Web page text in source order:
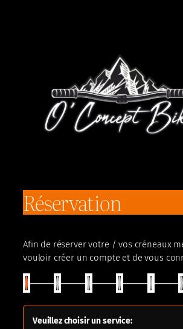
Réservation
Afin de réserver votre / vos créneaux
vouloir créer un compte et de vous
Veuillez choisir un service: